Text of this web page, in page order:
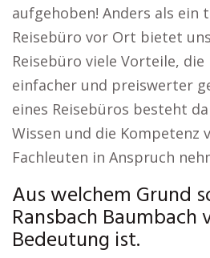
aufgehoben! Anders als ein
Reisebüro vor Ort bietet
Reisebüro viele Vorteile,
einfacher und preiswerter
eines Reisebüros besteht
Wissen und die Kompetenz
Fachleuten in Anspruch
Aus welchem Grund
Ransbach Baumbach
Bedeutung ist.